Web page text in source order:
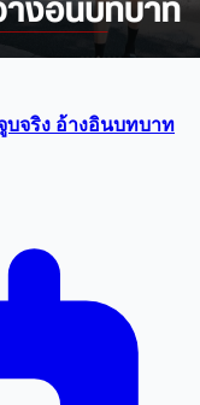
จริง อ้างอินบทบาท